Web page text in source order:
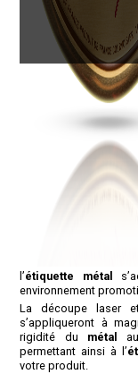
l’étiquette métal
environnement
La découpe laser
s’appliqueront à
rigidité du métal
permettant ainsi à l’
votre produit.